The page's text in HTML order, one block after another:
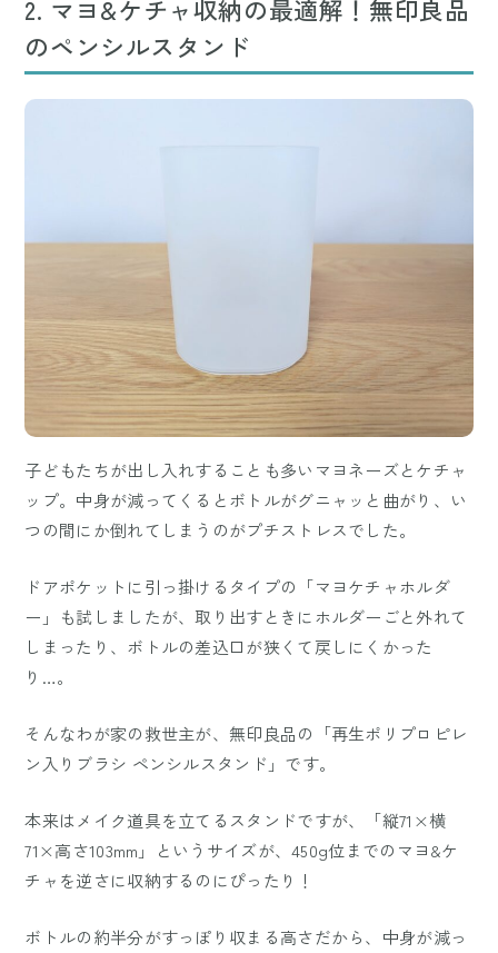
2. マヨ&ケチャ収納の最適解！無印良品
のペンシルスタンド
子どもたちが出し入れすることも多いマヨネーズとケチャ
ップ。中身が減ってくるとボトルがグニャッと曲がり、い
つの間にか倒れてしまうのがプチストレスでした。
ドアポケットに引っ掛けるタイプの「マヨケチャホルダ
ー」も試しましたが、取り出すときにホルダーごと外れて
しまったり、ボトルの差込口が狭くて戻しにくかった
り…。
そんなわが家の救世主が、無印良品の「再生ポリプロピレ
ン入りブラシ ペンシルスタンド」です。
本来はメイク道具を立てるスタンドですが、「縦71×横
71×高さ103mm」というサイズが、450g位までのマヨ&ケ
チャを逆さに収納するのにぴったり！
ボトルの約半分がすっぽり収まる高さだから、中身が減っ